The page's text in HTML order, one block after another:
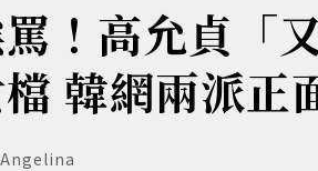
！高允貞「
韓網兩派正